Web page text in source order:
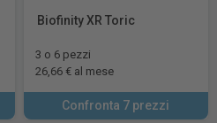
Biofinity XR Toric
3 o 6 pezzi
26,66 € al mese
Confronta 7 prezzi